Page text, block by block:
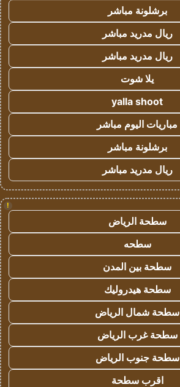
برشلونة مباشر
ريال مدريد مباشر
ريال مدريد مباشر
يلا شوت
yalla shoot
مباريات اليوم مباشر
برشلونة مباشر
ريال مدريد مباشر
!
سطحة الرياض
سطحه
سطحة بين المدن
سطحة هيدروليك
سطحة شمال الرياض
سطحة غرب الرياض
سطحة جنوب الرياض
اقرب سطحة